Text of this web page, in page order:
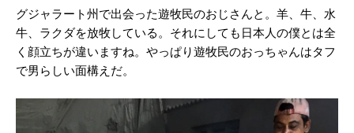
グジャラート州で出会った遊牧民のおじさんと。羊、牛、水
牛、ラクダを放牧している。それにしても日本人の僕とは全
く顔立ちが違いますね。やっぱり遊牧民のおっちゃんはタフ
で男らしい面構えだ。